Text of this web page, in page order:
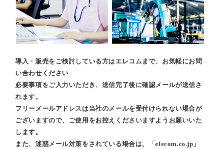
導入・販売をご検討している方はエレコムまで、お気軽にお問
い合わせください
必要事項をご入力いただき、送信完了後に確認メールが送信さ
れます。
フリーメールアドレスは当社のメールを受付けられない場合が
ございますので、ご使用をお控えくださいますようお願いいた
します。
また、迷惑メール対策をされている場合は、「elecom.co.jp」